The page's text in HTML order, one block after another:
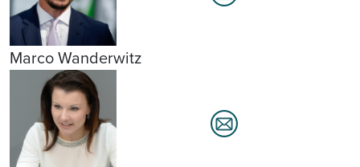
Marco Wanderwitz